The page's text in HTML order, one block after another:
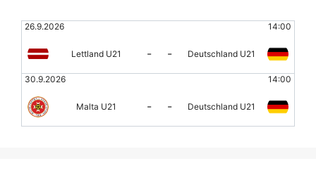
26.9.2026 14:00
Lettland U21 - - Deutschland U21
30.9.2026 14:00
Malta U21 - - Deutschland U21